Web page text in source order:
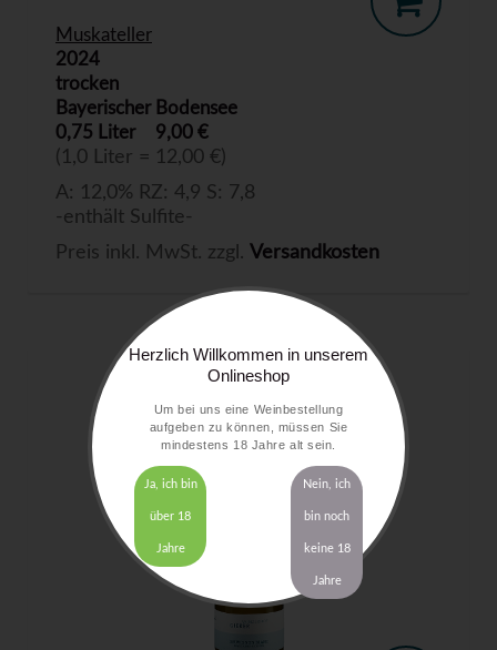
Muskateller
2024
trocken
Bayerischer Bodensee
0,75 Liter
9,00 €
(1,0 Liter = 12,00 €)
A: 12,0% RZ: 4,9 S: 7,8
-enthält Sulfite-
Preis inkl. MwSt. zzgl. Versandkosten
Herzlich Willkommen in unserem
Onlineshop
Um bei uns eine Weinbestellung
aufgeben zu können, müssen Sie
mindestens 18 Jahre alt sein.
Ja, ich bin
über 18
Jahre
Nein, ich
bin noch
keine 18
Jahre